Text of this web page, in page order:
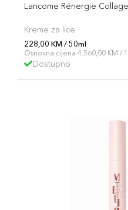
Lancome Rénergie
Kreme za lice
228,00 KM / 50ml
Osnovna cijena 4.560,00 KM /
Dostupno